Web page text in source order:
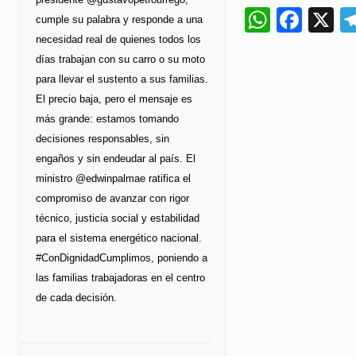
X
cumple su palabra y responde a una
necesidad real de quienes todos los
días trabajan con su carro o su moto
para llevar el sustento a sus familias.
El precio baja, pero el mensaje es
más grande: estamos tomando
decisiones responsables, sin
engaños y sin endeudar al país. El
ministro @edwinpalmae ratifica el
compromiso de avanzar con rigor
técnico, justicia social y estabilidad
para el sistema energético nacional.
#ConDignidadCumplimos, poniendo a
las familias trabajadoras en el centro
de cada decisión.